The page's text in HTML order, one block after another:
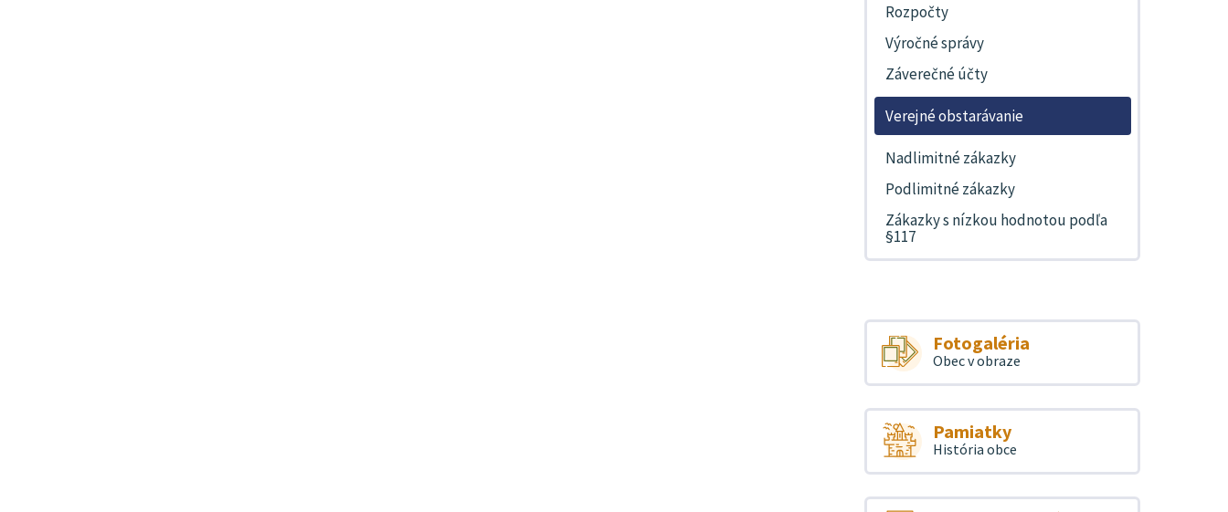
Rozpočty
Výročné správy
Záverečné účty
Verejné obstarávanie
Nadlimitné zákazky
Podlimitné zákazky
Zákazky s nízkou hodnotou podľa
§117
Fotogaléria
Obec v obraze
Pamiatky
História obce